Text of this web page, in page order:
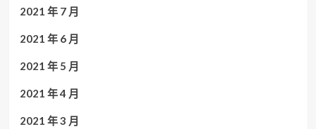
2021 年 7 月
2021 年 6 月
2021 年 5 月
2021 年 4 月
2021 年 3 月